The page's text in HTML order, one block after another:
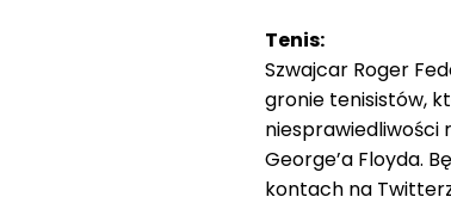
Tenis:
Szwajcar Roger
gronie tenisistów,
George’a Floyda.
kontach na